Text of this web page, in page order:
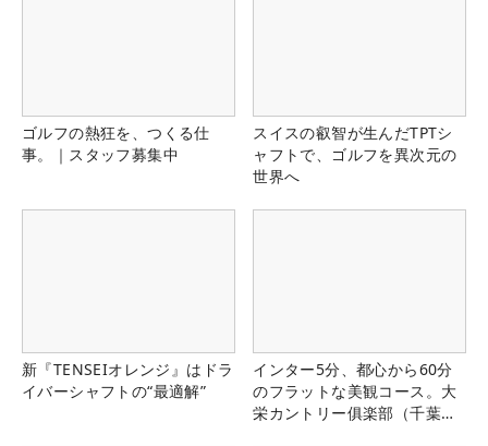
ゴルフの熱狂を、つくる仕
事。｜スタッフ募集中
スイスの叡智が生んだTPTシ
ャフトで、ゴルフを異次元の
世界へ
新『TENSEIオレンジ』はドラ
イバーシャフトの“最適解”
インター5分、都心から60分
のフラットな美観コース。大
栄カントリー俱楽部（千葉